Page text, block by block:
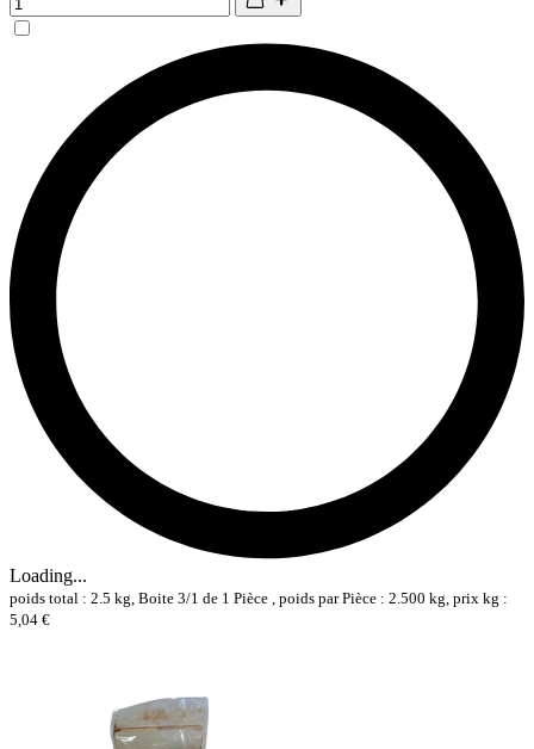
Loading...
poids total : 2.5 kg, Boite 3/1 de 1 Pièce , poids par Pièce : 2.500 kg, prix kg :
5,04 €